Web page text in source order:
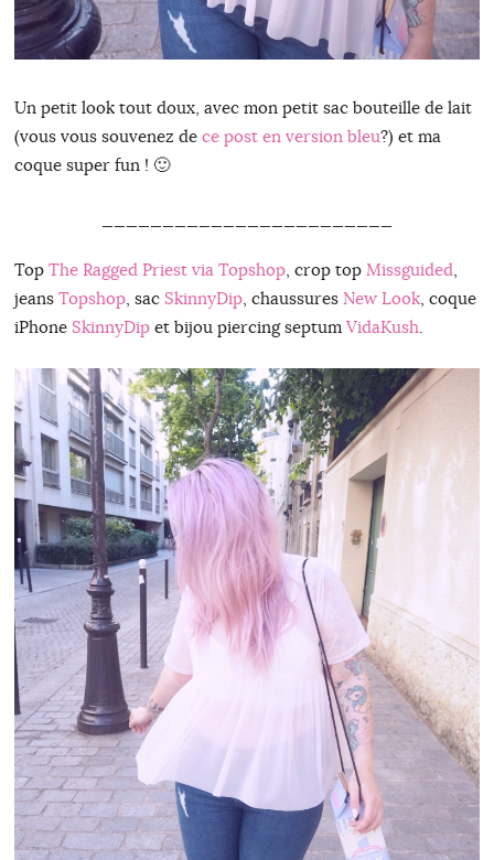
Un petit look tout doux, avec mon petit sac bouteille de lait
(vous vous souvenez de ce post en version bleu?) et ma
coque super fun ! 🙂
Top The Ragged Priest via Topshop, crop top Missguided,
jeans Topshop, sac SkinnyDip, chaussures New Look, coque
iPhone SkinnyDipet bijou piercing septum VidaKush.